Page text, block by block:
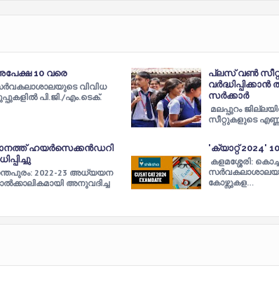
10 വരെ
വിവിധ
പി.ജി./എം.ടെക്.
പ്ലസ് വണ്‍
വർദ്ധിപ്പിക്കാൻ
സർക്കാർ
മലപ്പുറം
സീറ്റുകളുടെ
ഹയർസെക്കൻഡറി
2022-23 അധ്യയന
അനുവദിച്ച
'ക്യാറ്റ് 2024'
കളമശ്ശേരി:
കോഴ്സുകള…